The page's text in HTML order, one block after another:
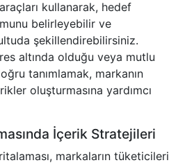
kullanarak, hedef
belirleyebilir ve
şekillendirebilirsiniz.
altında olduğu veya mutlu
tanımlamak, markanın
oluşturmasına yardımcı
İçerik Stratejileri
markaların tüketicileri